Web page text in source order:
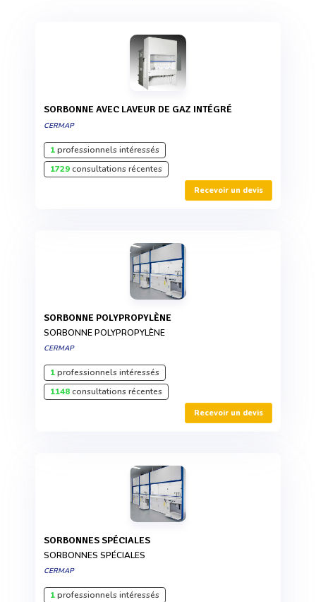
SORBONNE AVEC LAVEUR DE GAZ INTÉGRÉ
CERMAP
1professionnels intéressés
1729consultations récentes
Recevoir un devis
SORBONNE POLYPROPYLÈNE
SORBONNE POLYPROPYLÈNE
CERMAP
1professionnels intéressés
1148consultations récentes
Recevoir un devis
SORBONNES SPÉCIALES
SORBONNES SPÉCIALES
CERMAP
1professionnels intéressés